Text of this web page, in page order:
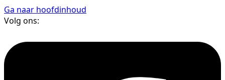
Ga naar hoofdinhoud
Volg ons: